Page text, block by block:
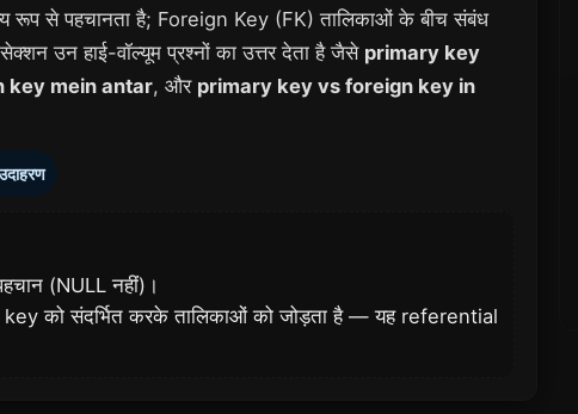
रूप से पहचानता है; Foreign Key (FK) तालिकाओं के बीच संबंध
उन हाई-वॉल्यूम प्रश्नों का उत्तर देता है जैसे primary key
key mein antar, और primary key vs foreign key in
(NULL नहीं)।
key को संदर्भित करके तालिकाओं को जोड़ता है — यह referential